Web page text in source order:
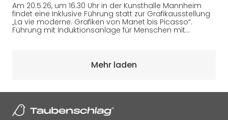
Am 20.5.26, um 16.30 Uhr in der Kunsthalle Mannheim
findet eine Inklusive Führung statt zur Grafikausstellung
„La vie moderne. Grafiken von Manet bis Picasso“.
Führung mit Induktionsanlage für Menschen mit…
Mehr laden